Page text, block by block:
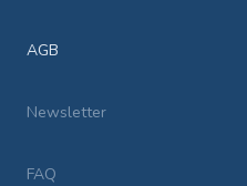
AGB
Newsletter
FAQ